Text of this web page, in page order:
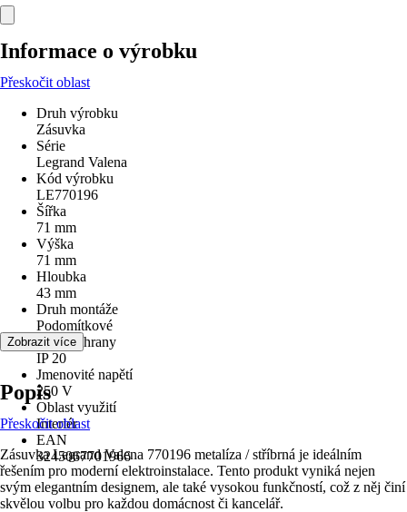
Informace o výrobku
Přeskočit oblast
Druh výrobku
Zásuvka
Série
Legrand Valena
Kód výrobku
LE770196
Šířka
71 mm
Výška
71 mm
Hloubka
43 mm
Druh montáže
Podomítkové
Druh ochrany
IP 20
Jmenovité napětí
250 V
Oblast využití
Interiér
EAN
3245067701966
Zobrazit více
Popis
Přeskočit oblast
Zásuvka Legrand Valena 770196 metalíza / stříbrná je ideálním
řešením pro moderní elektroinstalace. Tento produkt vyniká nejen
svým elegantním designem, ale také vysokou funkčností, což z něj činí
skvělou volbu pro každou domácnost či kancelář.